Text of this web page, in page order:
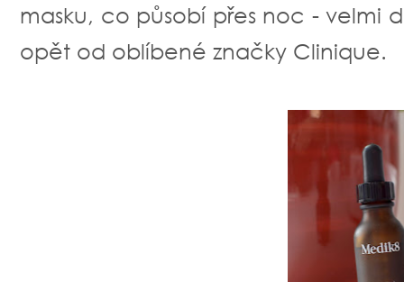
masku, co působí přes noc - velmi
opět od oblíbené značky Clinique.